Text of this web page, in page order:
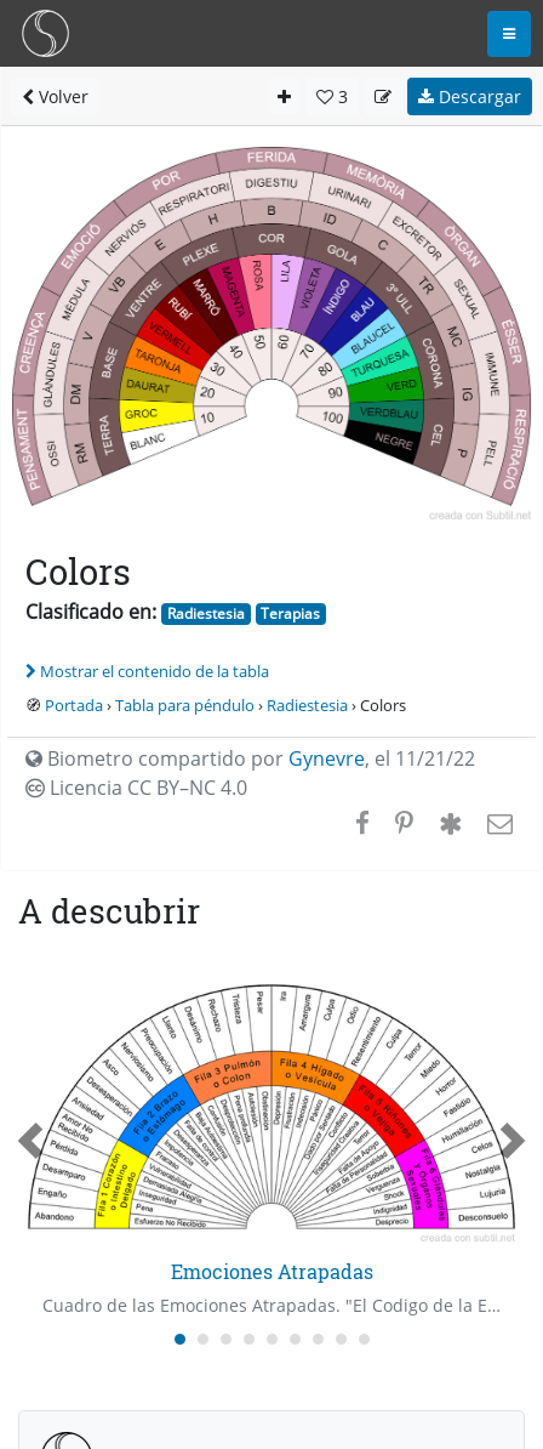
Volver 3 Descargar
Colors
Clasificado en: Radiestesia Terapias
Mostrar el contenido de la tabla
🧭 Portada›Tabla para péndulo › Radiestesia› Colors
Biometro compartido por Gynevre, el 11/21/22
Licencia CC BY–NC 4.0
A descubrir
Emociones Atrapadas
Cuadro de las Emociones Atrapadas. "El Codigo de la Emocion" Dr Bradley Nelson